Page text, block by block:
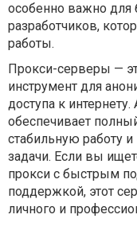
особенно важно для
разработчиков,
работы.
Прокси-серверы —
инструмент для
доступа к
обеспечивает
стабильную работу
задачи. Если вы
прокси с быстрым
поддержкой, этот
личного и